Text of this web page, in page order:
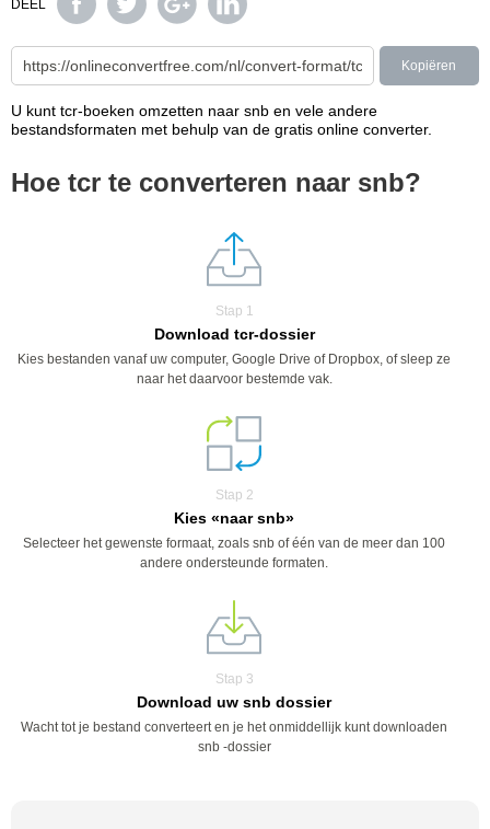
DEEL
Kopiëren
U kunt tcr-boeken omzetten naar snb en vele andere
bestandsformaten met behulp van de gratis online converter.
Hoe tcr te converteren naar snb?
Stap 1
Download tcr-dossier
Kies bestanden vanaf uw computer, Google Drive of Dropbox, of sleep ze
naar het daarvoor bestemde vak.
Stap 2
Kies «naar snb»
Selecteer het gewenste formaat, zoals snb of één van de meer dan 100
andere ondersteunde formaten.
Stap 3
Download uw snb dossier
Wacht tot je bestand converteert en je het onmiddellijk kunt downloaden
snb -dossier